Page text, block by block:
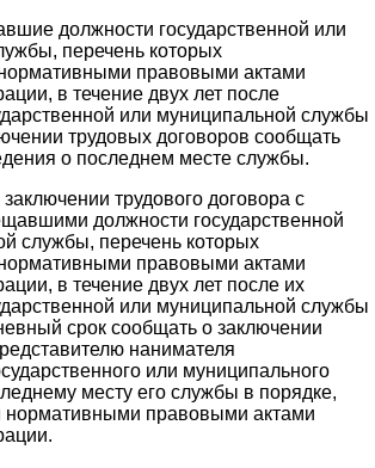
должности государственной или
перечень которых
правовыми актами
в течение двух лет после
или муниципальной службы
трудовых договоров сообщать
о последнем месте службы.
трудового договора с
должности государственной
службы, перечень которых
правовыми актами
в течение двух лет после их
или муниципальной службы
срок сообщать о заключении
нанимателя
или муниципального
месту его службы в порядке,
нормативными правовыми актами